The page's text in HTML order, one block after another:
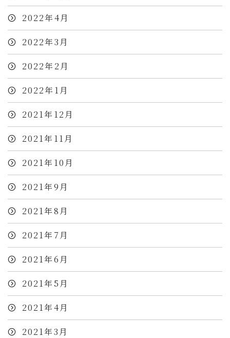
2022年4月
2022年3月
2022年2月
2022年1月
2021年12月
2021年11月
2021年10月
2021年9月
2021年8月
2021年7月
2021年6月
2021年5月
2021年4月
2021年3月